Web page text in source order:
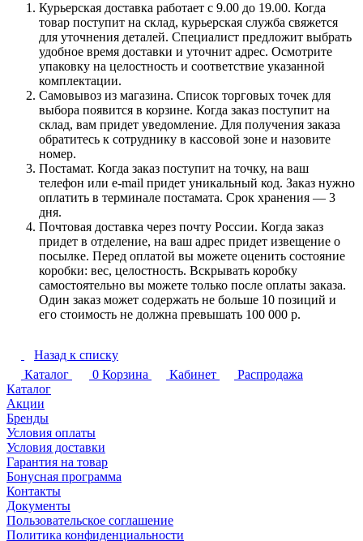
Курьерская доставка работает с 9.00 до 19.00. Когда
товар поступит на склад, курьерская служба свяжется
для уточнения деталей. Специалист предложит выбрать
удобное время доставки и уточнит адрес. Осмотрите
упаковку на целостность и соответствие указанной
комплектации.
Самовывоз из магазина. Список торговых точек для
выбора появится в корзине. Когда заказ поступит на
склад, вам придет уведомление. Для получения заказа
обратитесь к сотруднику в кассовой зоне и назовите
номер.
Постамат. Когда заказ поступит на точку, на ваш
телефон или e-mail придет уникальный код. Заказ нужно
оплатить в терминале постамата. Срок хранения — 3
дня.
Почтовая доставка через почту России. Когда заказ
придет в отделение, на ваш адрес придет извещение о
посылке. Перед оплатой вы можете оценить состояние
коробки: вес, целостность. Вскрывать коробку
самостоятельно вы можете только после оплаты заказа.
Один заказ может содержать не больше 10 позиций и
его стоимость не должна превышать 100 000 р.
Назад к списку
Каталог
0 Корзина Кабинет
Распродажа
Каталог
Акции
Бренды
Условия оплаты
Условия доставки
Гарантия на товар
Бонусная программа
Контакты
Документы
Пользовательское соглашение
Политика конфиденциальности